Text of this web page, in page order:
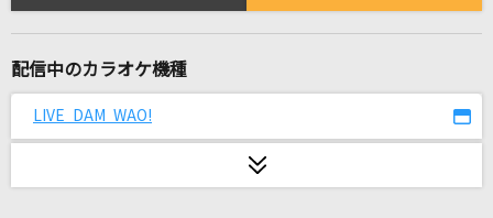
[生音]365日
Ex-Otogibanashi
配信中のカラオケ機種
LIVE DAM WAO!